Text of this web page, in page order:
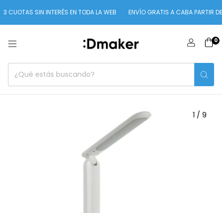
SIN INTERÉS EN TODA LA WEB ENVÍO GRATIS A CABA PARTIR DE
0
1 / 9